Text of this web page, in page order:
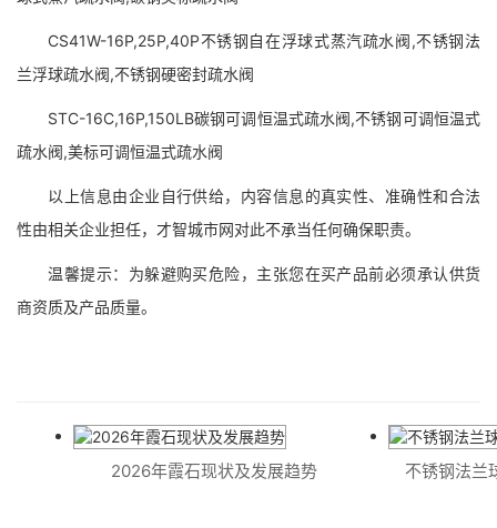
CS41W-16P,25P,40P不锈钢自在浮球式蒸汽疏水阀,不锈钢法
兰浮球疏水阀,不锈钢硬密封疏水阀
STC-16C,16P,150LB碳钢可调恒温式疏水阀,不锈钢可调恒温式
疏水阀,美标可调恒温式疏水阀
以上信息由企业自行供给，内容信息的真实性、准确性和合法
性由相关企业担任，才智城市网对此不承当任何确保职责。
温馨提示：为躲避购买危险，主张您在买产品前必须承认供货
商资质及产品质量。
2026年霞石现状及发展趋势 不锈钢法兰